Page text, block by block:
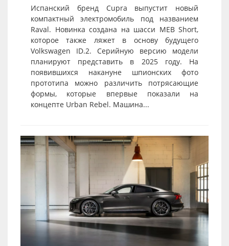
Испанский бренд Cupra выпустит новый
компактный электромобиль под названием
Raval. Новинка создана на шасси MEB Short,
которое также ляжет в основу будущего
Volkswagen ID.2. Серийную версию модели
планируют представить в 2025 году. На
появившихся накануне шпионских фото
прототипа можно различить потрясающие
формы, которые впервые показали на
концепте Urban Rebel. Машина...